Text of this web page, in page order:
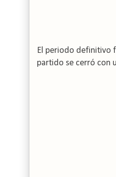
El periodo definitivo
partido se cerró con